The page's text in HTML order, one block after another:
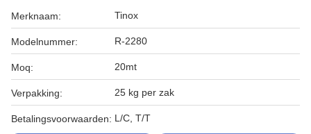
Merknaam: Tinox
Modelnummer: R-2280
Moq: 20mt
Verpakking: 25 kg per zak
Betalingsvoorwaarden: L/C, T/T